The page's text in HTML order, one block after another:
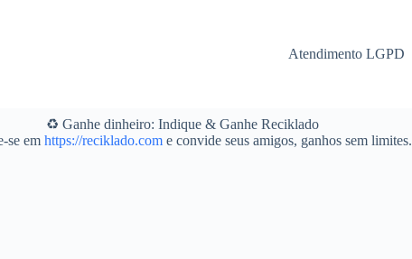
Atendimento LGPD
♻️ Ganhe dinheiro: Indique & Ganhe Reciklado
se em https://reciklado.come convide seus amigos, ganhos sem limites.